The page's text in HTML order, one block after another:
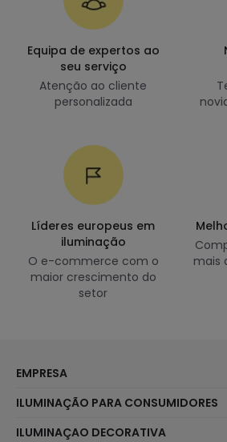
Equipa de expertos ao
seu serviço
Atenção ao cliente
personalizada
Líderes europeus em
iluminação
O e-commerce com o
maior crescimento do
setor
mais
EMPRESA
Atendimento ao Cliente
Métodos de Envio
ILUMINAÇÃO PARA CONSUMIDORES
ILUMINAÇAO DECORATIVA